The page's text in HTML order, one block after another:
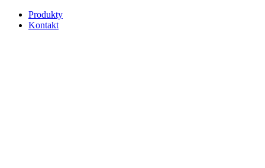
Produkty
Kontakt